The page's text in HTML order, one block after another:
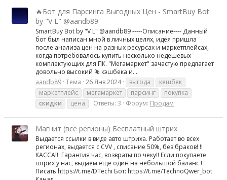
🔥Бот для Парсинга Выгодных Цен - SmartBuy Bot
by "V L" @aandb89
SmartBuy Bot by "V L" @aandb89 -----Описание---- Данный
бот был написан мной в личных целях, идея пришла
после анализа цен на разных ресурсах и маркетплейсах,
когда потребовалось купить несколько недешевых
комплектующих для ПК. "Мегамаркет" зачастую предлагает
довольно высокий % кэшбека и...
aandb89 Тема 26 Янв 2024 выгода
кешбек
маркетплейс
мегамаркет парсинг
покупка
скидки
цена Ответы: 3 Форум: Продам
Магнит (все регионы) Бесплатный штрих
Выдается ссылки в виде авто штриха. Работает во всех
регионах, выдается с CVV , списание 50%, без браков! ‼️
КАССА‼️. Гарантия час, возвраты по чеку‼️ Если покупаете
штрих у нас, выдаем еще один на небольшой баланс !
Писать https://t.me/DTechi Бот: https://t.me/TechnoQwer_bot